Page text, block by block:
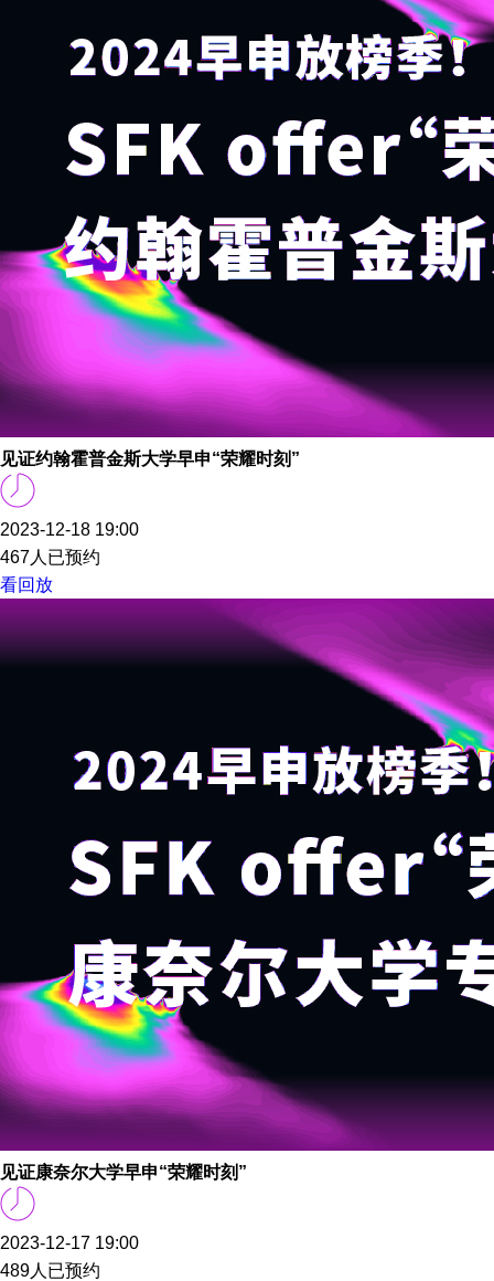
见证约翰霍普金斯大学早申“荣耀时刻”
2023-12-18 19:00
467人已预约
看回放
见证康奈尔大学早申“荣耀时刻”
2023-12-17 19:00
489人已预约